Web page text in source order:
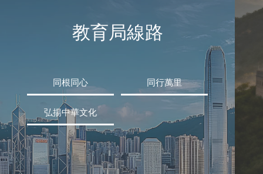
教育局線路
同根同心 同行萬里
弘揚中華文化